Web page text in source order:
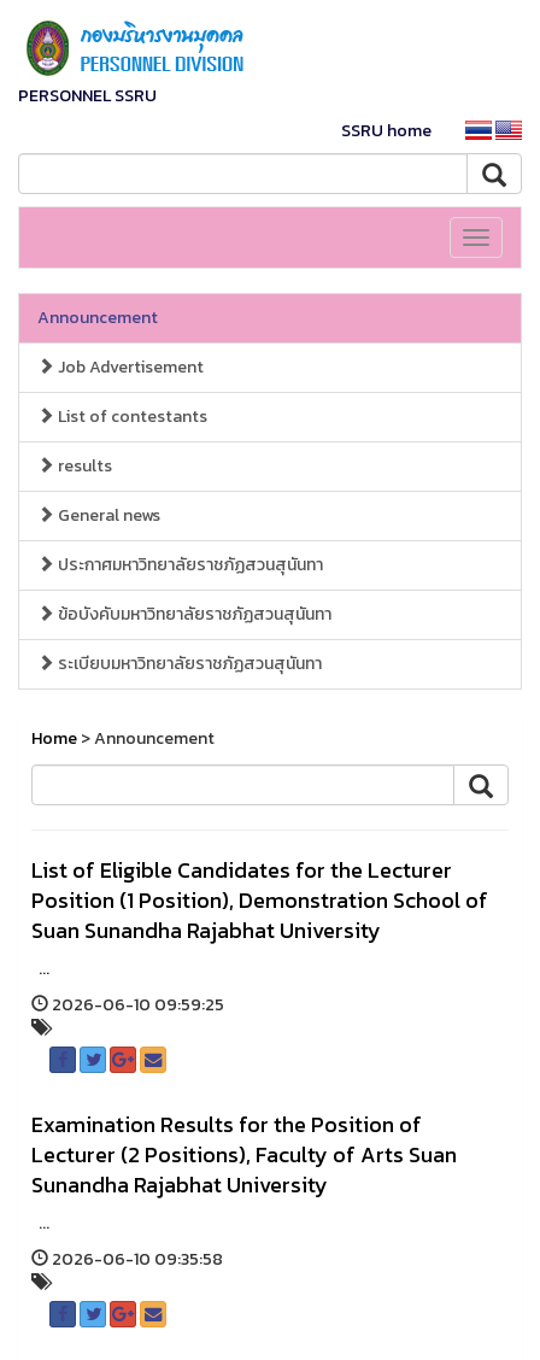
PERSONNEL SSRU
SSRU home
Toggle
Announcement
Job Advertisement
List of contestants
results
General news
ประกาศมหาวิทยาลัยราชภัฏสวนสุนันทา
ข้อบังคับมหาวิทยาลัยราชภัฏสวนสุนันทา
ระเบียบมหาวิทยาลัยราชภัฏสวนสุนันทา
Home> Announcement
List of Eligible Candidates for the Lecturer
Position (1 Position), Demonstration School of
Suan Sunandha Rajabhat University
...
2026-06-10 09:59:25
Examination Results for the Position of
Lecturer (2 Positions), Faculty of Arts Suan
Sunandha Rajabhat University
...
2026-06-10 09:35:58